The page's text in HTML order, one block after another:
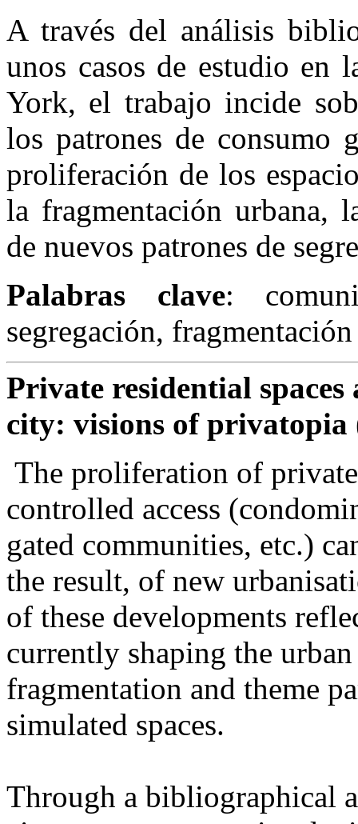
A través del análisis
unos casos de estudio en
York, el trabajo incide
los patrones de consumo
proliferación de los
la fragmentación urbana,
de nuevos patrones de
Palabras clave:
segregación,
Private residential
city: visions of privatopia
The proliferation of
controlled access
gated communities, etc.)
the result, of new
of these developments
currently shaping the
fragmentation and theme
simulated spaces.
Through a bibliographical